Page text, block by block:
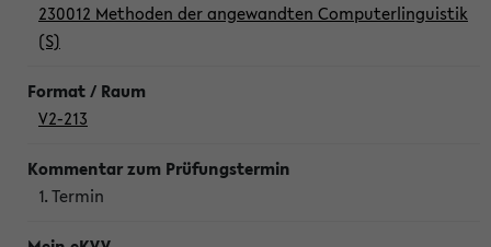
230012 Methoden der angewandten Computerlinguistik
(S)
V2-213
1. Termin